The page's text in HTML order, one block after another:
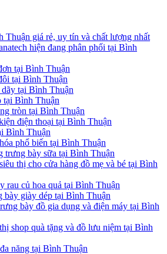
Thuận giá rẻ, uy tín và chất lượng nhất
hiện đang phân phối tại Bình
tại Bình Thuận
tại Bình Thuận
tại Bình Thuận
tại Bình Thuận
tròn tại Bình Thuận
điện thoại tại Bình Thuận
Bình Thuận
phổ biến tại Bình Thuận
trưng bày sữa tại Bình Thuận
thị cho cửa hàng đồ mẹ và bé tại Bình
rau củ hoa quả tại Bình Thuận
bày giày dép tại Bình Thuận
bày đồ gia dụng và điện máy tại Bình
shop quà tặng và đồ lưu niệm tại Bình
năng tại Bình Thuận